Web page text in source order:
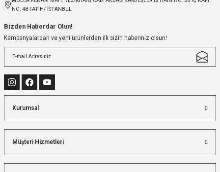
NO: 48 FATİH/ İSTANBUL
Bizden Haberdar Olun!
Kampanyalardan ve yeni ürünlerden ilk sizin haberiniz olsun!
Kurumsal
Müşteri Hizmetleri